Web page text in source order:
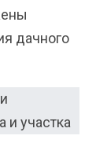
дачного